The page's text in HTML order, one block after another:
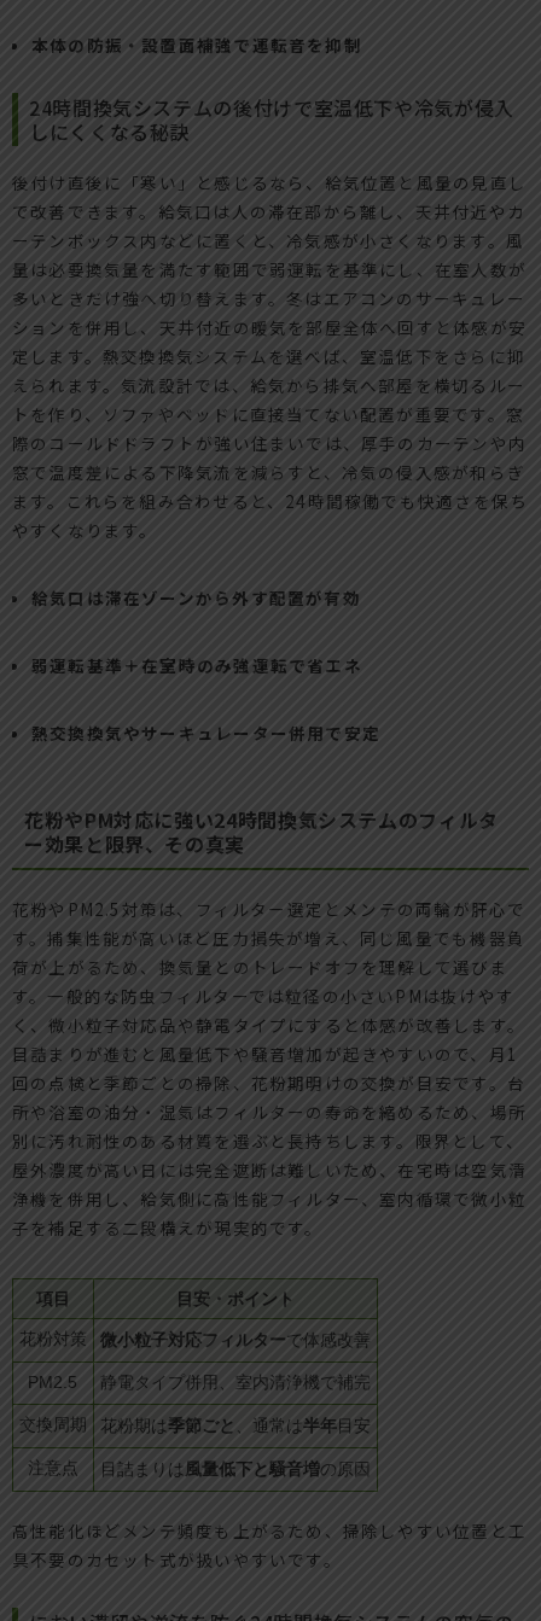
本体の防振・設置面補強で運転音を抑制
24時間換気システムの後付けで室温低下や冷気が侵入
しにくくなる秘訣
後付け直後に「寒い」と感じるなら、給気位置と風量の見直し
で改善できます。給気口は人の滞在部から離し、天井付近やカ
ーテンボックス内などに置くと、冷気感が小さくなります。風
量は必要換気量を満たす範囲で弱運転を基準にし、在室人数が
多いときだけ強へ切り替えます。冬はエアコンのサーキュレー
ションを併用し、天井付近の暖気を部屋全体へ回すと体感が安
定します。熱交換換気システムを選べば、室温低下をさらに抑
えられます。気流設計では、給気から排気へ部屋を横切るルー
トを作り、ソファやベッドに直接当てない配置が重要です。窓
際のコールドドラフトが強い住まいでは、厚手のカーテンや内
窓で温度差による下降気流を減らすと、冷気の侵入感が和らぎ
ます。これらを組み合わせると、24時間稼働でも快適さを保ち
やすくなります。
給気口は滞在ゾーンから外す配置が有効
弱運転基準＋在室時のみ強運転で省エネ
熱交換換気やサーキュレーター併用で安定
花粉やPM対応に強い24時間換気システムのフィルタ
ー効果と限界、その真実
花粉やPM2.5対策は、フィルター選定とメンテの両輪が肝心で
す。捕集性能が高いほど圧力損失が増え、同じ風量でも機器負
荷が上がるため、換気量とのトレードオフを理解して選びま
す。一般的な防虫フィルターでは粒径の小さいPMは抜けやす
く、微小粒子対応品や静電タイプにすると体感が改善します。
目詰まりが進むと風量低下や騒音増加が起きやすいので、月1
回の点検と季節ごとの掃除、花粉期明けの交換が目安です。台
所や浴室の油分・湿気はフィルターの寿命を縮めるため、場所
別に汚れ耐性のある材質を選ぶと長持ちします。限界として、
屋外濃度が高い日には完全遮断は難しいため、在宅時は空気清
浄機を併用し、給気側に高性能フィルター、室内循環で微小粒
子を補足する二段構えが現実的です。
項目 目安・ポイント
花粉対策 微小粒子対応フィルターで体感改善
PM2.5 静電タイプ併用、室内清浄機で補完
交換周期 花粉期は季節ごと 、通常は半年目安
注意点 目詰まりは 風量低下と騒音増の原因
高性能化ほどメンテ頻度も上がるため、掃除しやすい位置と工
具不要のカセット式が扱いやすいです。